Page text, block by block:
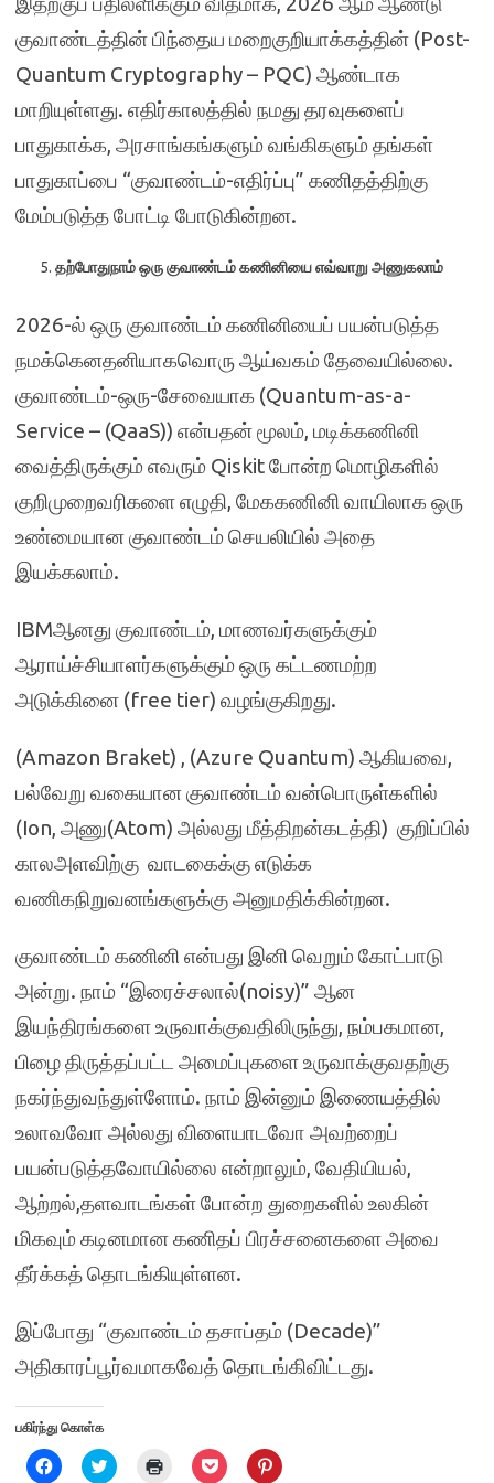
குவாண்டத்தின் பிந்தைய மறைகுறியாக்கத்தின் (Post-
Quantum Cryptography – PQC) ஆண்டாக
மாறியுள்ளது. எதிர்காலத்தில் நமது தரவுகளைப்
பாதுகாக்க, அரசாங்கங்களும் வங்கிகளும் தங்கள்
பாதுகாப்பை “குவாண்டம்-எதிர்ப்பு” கணிதத்திற்கு
மேம்படுத்த போட்டி போடுகின்றன.
தற்போதுநாம் ஒரு குவாண்டம் கணினியை எவ்வாறு அணுகலாம்
2026-ல் ஒரு குவாண்டம் கணினியைப் பயன்படுத்த
நமக்கெனதனியாகவொரு ஆய்வகம் தேவையில்லை.
குவாண்டம்-ஒரு-சேவையாக (Quantum-as-a-
Service – (QaaS)) என்பதன் மூலம், மடிக்கணினி
வைத்திருக்கும் எவரும் Qiskit போன்ற மொழிகளில்
குறிமுறைவரிகளை எழுதி, மேககணினி வாயிலாக ஒரு
உண்மையான குவாண்டம் செயலியில் அதை
இயக்கலாம்.
IBMஆனது குவாண்டம், மாணவர்களுக்கும்
ஆராய்ச்சியாளர்களுக்கும் ஒரு கட்டணமற்ற
அடுக்கினை (free tier) வழங்குகிறது.
(Amazon Braket) , (Azure Quantum) ஆகியவை,
பல்வேறு வகையான குவாண்டம் வன்பொருள்களில்
(Ion, அணு(Atom) அல்லது மீத்திறன்கடத்தி) குறிப்பில்
காலஅளவிற்கு வாடகைக்கு எடுக்க
வணிகநிறுவனங்களுக்கு அனுமதிக்கின்றன.
குவாண்டம் கணினி என்பது இனி வெறும் கோட்பாடு
அன்று. நாம் “இரைச்சலால்(noisy)” ஆன
இயந்திரங்களை உருவாக்குவதிலிருந்து, நம்பகமான,
பிழை திருத்தப்பட்ட அமைப்புகளை உருவாக்குவதற்கு
நகர்ந்துவந்துள்ளோம். நாம் இன்னும் இணையத்தில்
உலாவவோ அல்லது விளையாடவோ அவற்றைப்
பயன்படுத்தவோயில்லை என்றாலும், வேதியியல்,
ஆற்றல்,தளவாடங்கள் போன்ற துறைகளில் உலகின்
மிகவும் கடினமான கணிதப் பிரச்சனைகளை அவை
தீர்க்கத் தொடங்கியுள்ளன.
இப்போது “குவாண்டம் தசாப்தம் (Decade)”
அதிகாரப்பூர்வமாகவேத் தொடங்கிவிட்டது.
பகிர்ந்து கொள்க
C
l
C
l
C
l
C
l